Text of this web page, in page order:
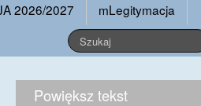
2026/2027 mLegitymacja
Powiększ tekst